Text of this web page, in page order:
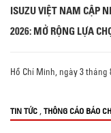
ISUZU VIỆT NAM CẬP
2026: MỞ RỘNG LỰA
Hồ Chí Minh, ngày 3 tháng
TIN TỨC , THÔNG CÁO BÁO